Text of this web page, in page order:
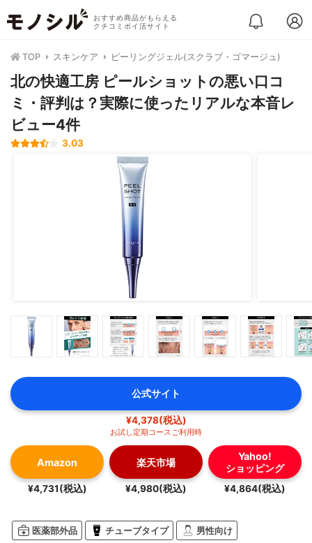
おすすめ商品がもらえる
クチコミポイ活サイト
TOP スキンケア ピーリングジェル(スクラブ・ゴマージュ)
北の快適工房 ピールショットの悪い口コ
ミ・評判は？実際に使ったリアルな本音レ
ビュー4件
3.03
公式サイト
¥4,378(税込)
お試し定期コースご利用時
Amazon
¥4,731(税込)
楽天市場
¥4,980(税込)
Yahoo!
ショッピング
¥4,864(税込)
医薬部外品 チューブタイプ 男性向け